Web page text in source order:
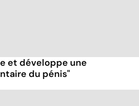
et développe une
du pénis"